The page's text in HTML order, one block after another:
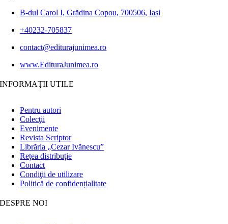
B-dul Carol I, Grădina Copou, 700506, Iași
+40232-705837
contact@editurajunimea.ro
www.EdituraJunimea.ro
INFORMAŢII UTILE
Pentru autori
Colecţii
Evenimente
Revista Scriptor
Librăria „Cezar Ivănescu”
Rețea distribuție
Contact
Condiţii de utilizare
Politică de confidențialitate
DESPRE NOI